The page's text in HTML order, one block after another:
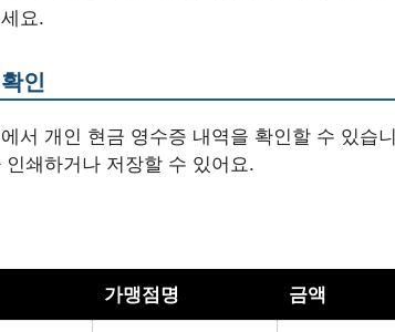
요.
인
서 개인 현금 영수증 내역을 확인할 수 있습
쇄하거나 저장할 수 있어요.
가맹점명 금액